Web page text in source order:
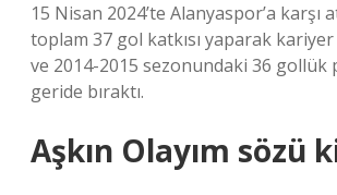
15 Nisan 2024’te Alanyaspor’a karşı
toplam 37 gol katkısı yaparak
ve 2014-2015 sezonundaki 36 gollük
geride bıraktı.
Aşkın Olayım sözü